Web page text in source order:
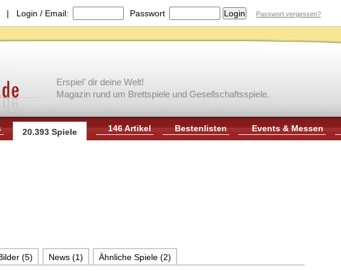
| Login / Email: Passwort Passwort vergessen?
Erspiel' dir deine Welt!
Magazin rund um Brettspiele und Gesellschaftsspiele.
20.393 Spiele 146 Artikel Bestenlisten Events & Messen
(5) News (1) Ähnliche Spiele (2)